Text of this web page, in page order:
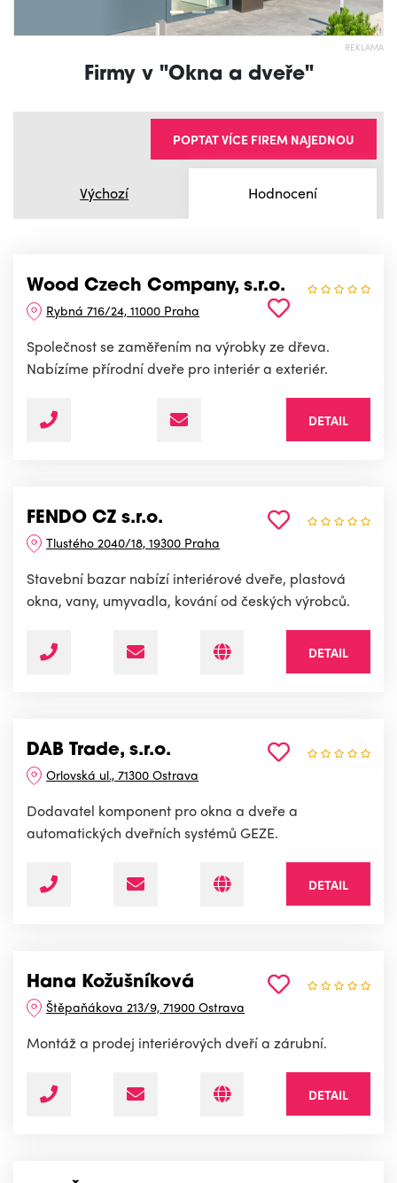
REKLAMA
Firmy v "Okna a dveře"
Výchozí Hodnocení
POPTAT VÍCE FIREM NAJEDNOU
Wood Czech Company, s.r.o.
Rybná 716/24, 11000 Praha
Společnost se zaměřením na výrobky ze dřeva.
Nabízíme přírodní dveře pro interiér a exteriér.
DETAIL
FENDO CZ s.r.o.
Tlustého 2040/18, 19300 Praha
Stavební bazar nabízí interiérové dveře, plastová
okna, vany, umyvadla, kování od českých výrobců.
DETAIL
DAB Trade, s.r.o.
Orlovská ul., 71300 Ostrava
Dodavatel komponent pro okna a dveře a
automatických dveřních systémů GEZE.
DETAIL
Hana Kožušníková
Štěpaňákova 213/9, 71900 Ostrava
Montáž a prodej interiérových dveří a zárubní.
DETAIL